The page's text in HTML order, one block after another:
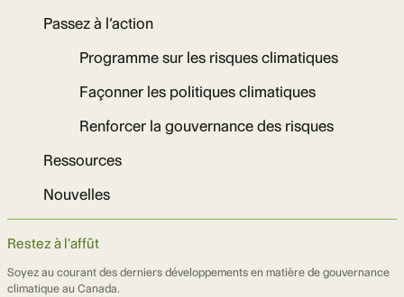
Passez à l’action
Programme sur les risques climatiques
Façonner les politiques climatiques
Renforcer la gouvernance des risques
Ressources
Nouvelles
Restez à l'affût
Soyez au courant des derniers développements en matière de gouvernance
climatique au Canada.